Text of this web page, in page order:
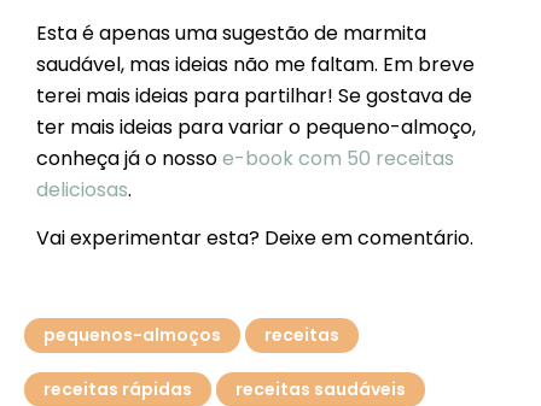
Esta é apenas uma sugestão de marmita
saudável, mas ideias não me faltam. Em breve
terei mais ideias para partilhar! Se gostava de
ter mais ideias para variar o pequeno-almoço,
conheça já o nossoe-book com 50 receitas
deliciosas.
Vai experimentar esta? Deixe em comentário.
pequenos-almoços receitas
receitas rápidas receitas saudáveis